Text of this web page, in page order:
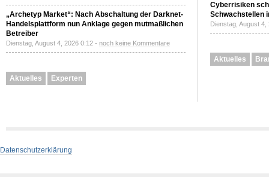
„Archetyp Market“: Nach Abschaltung der Darknet-
Handelsplattform nun Anklage gegen mutmaßlichen
Betreiber
Dienstag, August 4, 2026 0:12 - noch keine Kommentare
Aktuelles Experten
Cyberrisiken
Schwachstellen
Dienstag, August
Aktuelles
Datenschutzerklärung